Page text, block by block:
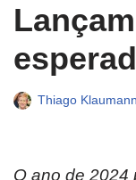
Thiago Klaumann
O ano de 2024